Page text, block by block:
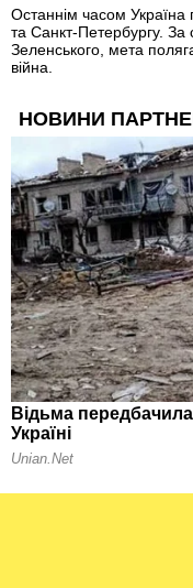
Останнім часом
та Санкт-Петербургу.
Зеленського, мета
війна.